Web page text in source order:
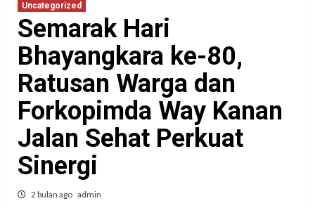
Uncategorized
Semarak Hari
Bhayangkara ke-80,
Ratusan Warga dan
Forkopimda Way Kanan
Jalan Sehat Perkuat
Sinergi
2 bulan ago admin